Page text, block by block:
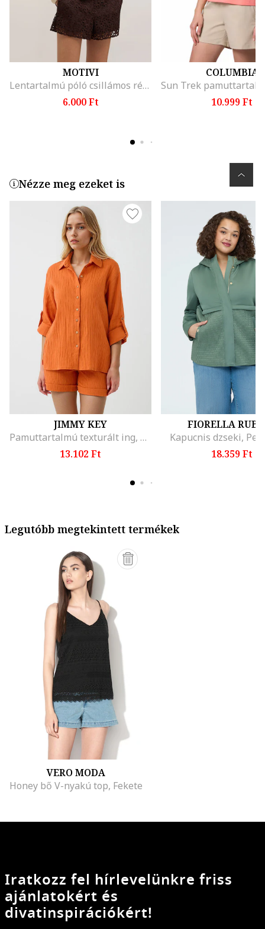
MOTIVI
Lentartalmú póló csillámos részletekkel
6.000 Ft
COLUMBIA
10.999 Ft
Nézze meg ezeket is
JIMMY KEY
Pamuttartalmú texturált ing, Mandarinszín
13.102 Ft
FIORELLA
Kapucnis dzseki,
18.359 Ft
Legutóbb megtekintett termékek
VERO MODA
Honey bő V-nyakú top, Fekete
Iratkozz fel hírlevelünkre friss
ajánlatokért és
divatinspirációkért!